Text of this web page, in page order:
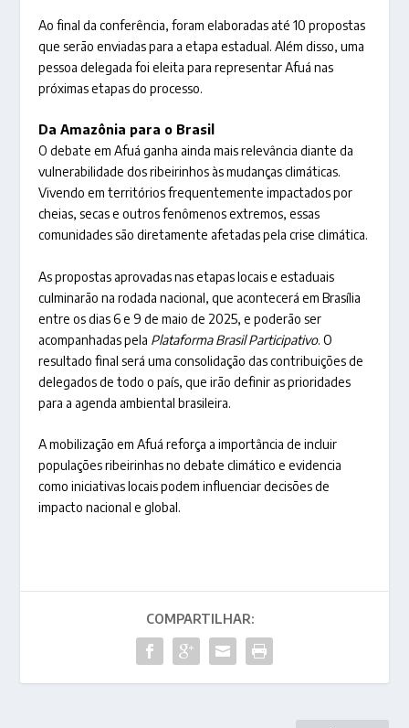
Ao final da conferência, foram elaboradas até 10 propostas
que serão enviadas para a etapa estadual. Além disso, uma
pessoa delegada foi eleita para representar Afuá nas
próximas etapas do processo.
Da Amazônia para o Brasil
O debate em Afuá ganha ainda mais relevância diante da
vulnerabilidade dos ribeirinhos às mudanças climáticas.
Vivendo em territórios frequentemente impactados por
cheias, secas e outros fenômenos extremos, essas
comunidades são diretamente afetadas pela crise climática.
As propostas aprovadas nas etapas locais e estaduais
culminarão na rodada nacional, que acontecerá em Brasília
entre os dias 6 e 9 de maio de 2025, e poderão ser
acompanhadas pela Plataforma Brasil Participativo. O
resultado final será uma consolidação das contribuições de
delegados de todo o país, que irão definir as prioridades
para a agenda ambiental brasileira.
A mobilização em Afuá reforça a importância de incluir
populações ribeirinhas no debate climático e evidencia
como iniciativas locais podem influenciar decisões de
impacto nacional e global.
COMPARTILHAR: